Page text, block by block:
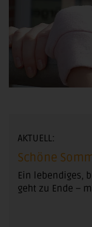
AKTUELL:
Schöne
Ein lebendiges,
geht zu Ende –